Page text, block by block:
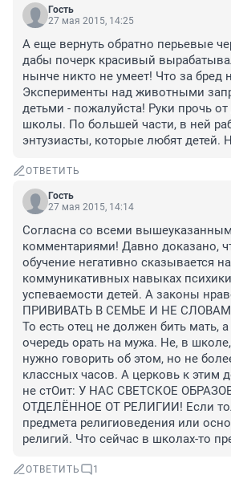
Гость
27 мая 2015, 14:25
А еще вернуть обратно перьевые
дабы почерк красивый
нынче никто не умеет! Что за бред
Эксперименты над животными
детьми - пожалуйста! Руки прочь от
школы. По большей части, в ней
энтузиасты, которые любят детей.
ОТВЕТИТЬ
Гость
27 мая 2015, 14:14
Согласна со всеми
комментариями! Давно доказано,
обучение негативно сказывается на
коммуникативных навыках
успеваемости детей. А законы
ПРИВИВАТЬ В СЕМЬЕ И НЕ
То есть отец не должен бить мать,
очередь орать на мужа. Не, в
нужно говорить об этом, но не
классных часов. А церковь к этим
не стОит: У НАС СВЕТСКОЕ
ОТДЕЛЁННОЕ ОТ РЕЛИГИИ! Если
предмета религиоведения или
религий. Что сейчас в школах-то
ОТВЕТИТЬ 1